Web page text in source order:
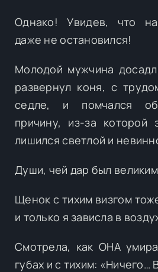
Однако! Увидев, что
даже не остановился!
Молодой мужчина
развернул коня, с
седле, и помчался
причину, из-за которой
лишился светлой и
Души, чей дар был
Щенок с тихим визгом
и только я зависла в
Смотрела, как ОНА
губах и с тихим: «Ничего…